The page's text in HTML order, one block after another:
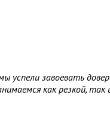
успели завоевать
как резкой,